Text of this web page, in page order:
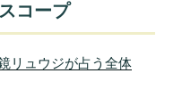
コープ
リュウジが占う全体